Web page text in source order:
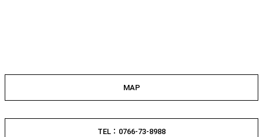
MAP
TEL：0766-73-8988